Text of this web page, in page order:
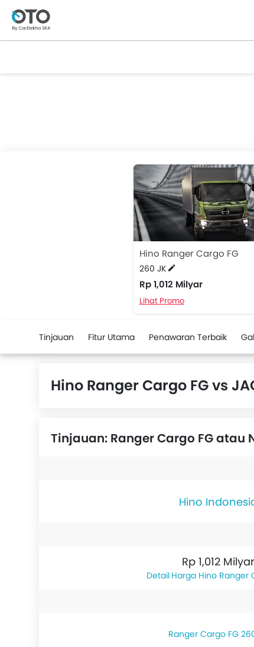
Hino Ranger Cargo FG
260 JK
Rp 1,012 Milyar
Lihat Promo
Tinjauan Fitur Utama Penawaran Terbaik
Hino Ranger Cargo FG vs
Tinjauan: Ranger Cargo FG atau
Hino
Rp 1,012 Milyar
Harga Hino Ranger
Ranger Cargo FG